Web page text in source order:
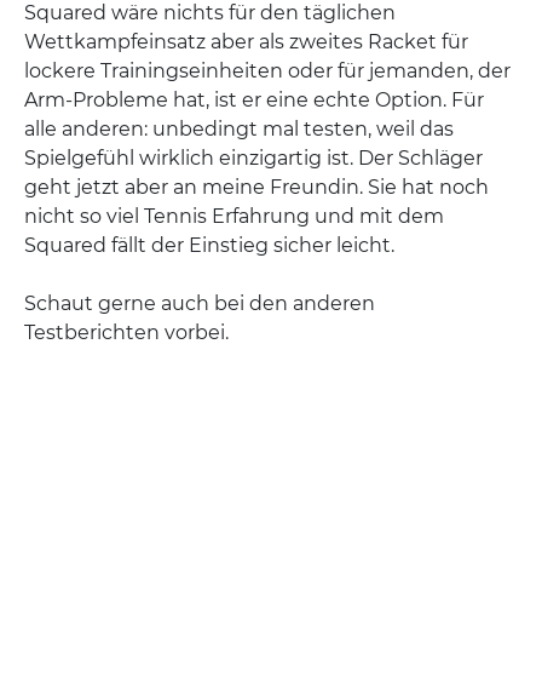
Squared wäre nichts für den täglichen
Wettkampfeinsatz aber als zweites Racket für
lockere Trainingseinheiten oder für jemanden, der
Arm-Probleme hat, ist er eine echte Option. Für
alle anderen: unbedingt mal testen, weil das
Spielgefühl wirklich einzigartig ist. Der Schläger
geht jetzt aber an meine Freundin. Sie hat noch
nicht so viel Tennis Erfahrung und mit dem
Squared fällt der Einstieg sicher leicht.
Schaut gerne auch bei den anderen
Testberichten vorbei.